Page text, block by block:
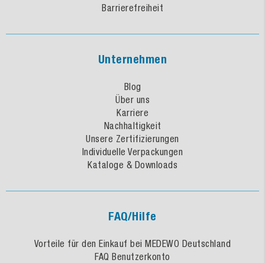
Barrierefreiheit
Unternehmen
Blog
Über uns
Karriere
Nachhaltigkeit
Unsere Zertifizierungen
Individuelle Verpackungen
Kataloge & Downloads
FAQ/Hilfe
Vorteile für den Einkauf bei MEDEWO Deutschland
FAQ Benutzerkonto